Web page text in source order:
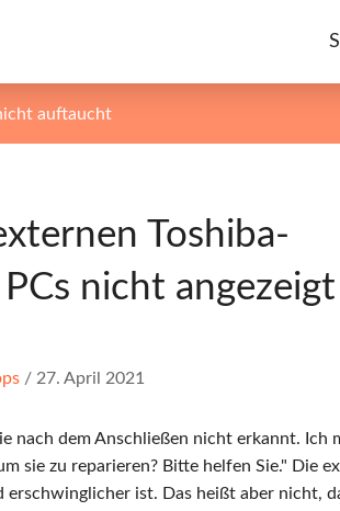
auftaucht
Toshiba-
nicht angezeigt
/ 27. April 2021
nach dem Anschließen nicht erkannt. Ich
sie zu reparieren? Bitte helfen Sie." Die
ist. Das heißt aber nicht,